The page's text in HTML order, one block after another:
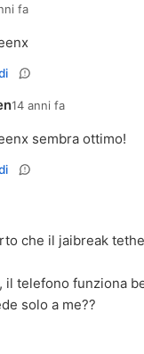
fa
14 anni fa
sembra ottimo!
che il jaibreak
il telefono funziona
solo a me??